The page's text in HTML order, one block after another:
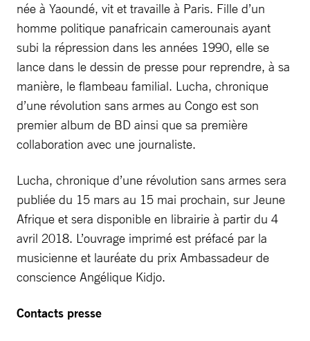
née à Yaoundé, vit et travaille à Paris. Fille d’un
homme politique panafricain camerounais ayant
subi la répression dans les années 1990, elle se
lance dans le dessin de presse pour reprendre, à sa
manière, le flambeau familial. Lucha, chronique
d’une révolution sans armes au Congo est son
premier album de BD ainsi que sa première
collaboration avec une journaliste.
Lucha, chronique d’une révolution sans armes sera
publiée du 15 mars au 15 mai prochain, sur Jeune
Afrique et sera disponible en librairie à partir du 4
avril 2018. L’ouvrage imprimé est préfacé par la
musicienne et lauréate du prix Ambassadeur de
conscience Angélique Kidjo.
Contacts presse